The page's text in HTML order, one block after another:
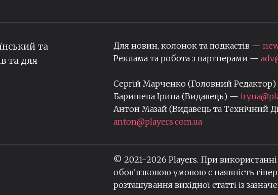
та
та для
Для новин, колонок та подкастів —
Реклама та робота з партнерами —
Сергій Марченко (Головний
Баришева Ірина (Видавець) —
Антон Мазай (Видавець та Технічний
anton@players.com.ua
© 2021-2026 Players. При використанні
обов'язковою умовою є наявність
розташування вихідної статті із